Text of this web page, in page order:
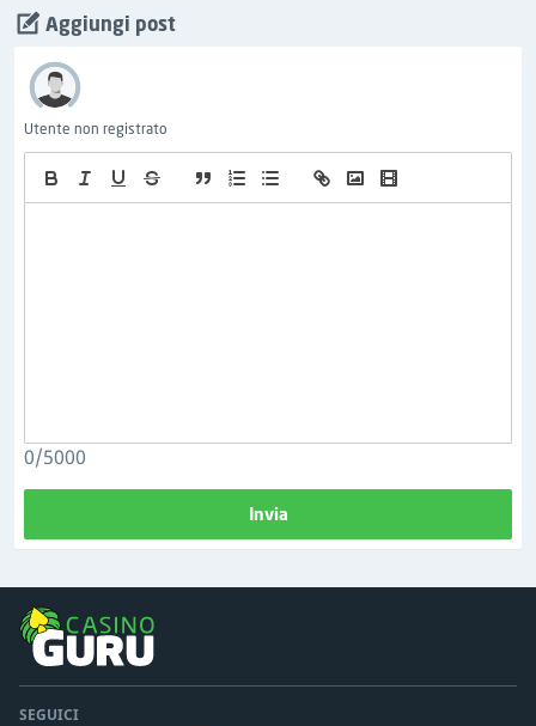
Aggiungi post
Utente non registrato
0/5000
Invia
SEGUICI